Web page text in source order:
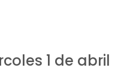
1 de abril